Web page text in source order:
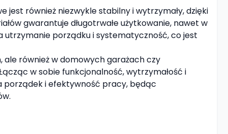
również niezwykle stabilny i wytrzymały, dzięki
gwarantuje długotrwałe użytkowanie, nawet w
porządku i systematyczność, co jest
również w domowych garażach czy
w sobie funkcjonalność, wytrzymałość i
porządek i efektywność pracy, będąc